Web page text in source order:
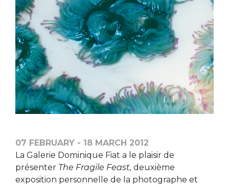
07 FEBRUARY - 18 MARCH 2012
La Galerie Dominique Fiat a le plaisir de
présenter The Fragile Feast, deuxième
exposition personnelle de la photographe et